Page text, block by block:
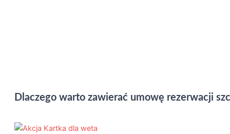
Dlaczego warto zawierać umowę rezerwacji